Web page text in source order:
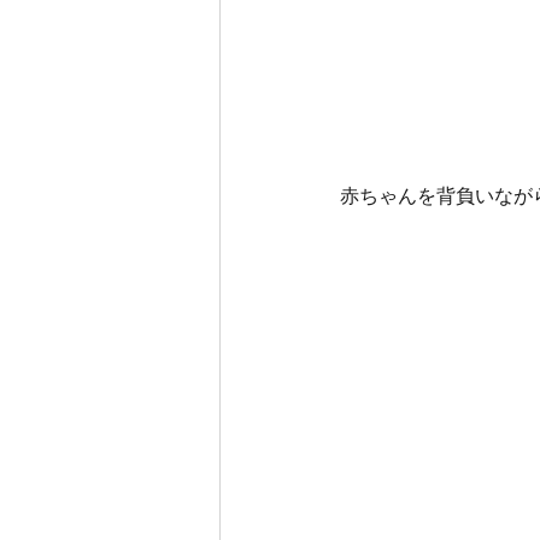
赤ちゃんを背負いなが